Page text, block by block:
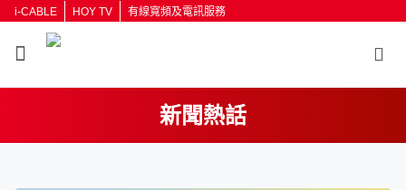
i-CABLE HOY TV 有線寬頻及電訊服務
新聞熱話